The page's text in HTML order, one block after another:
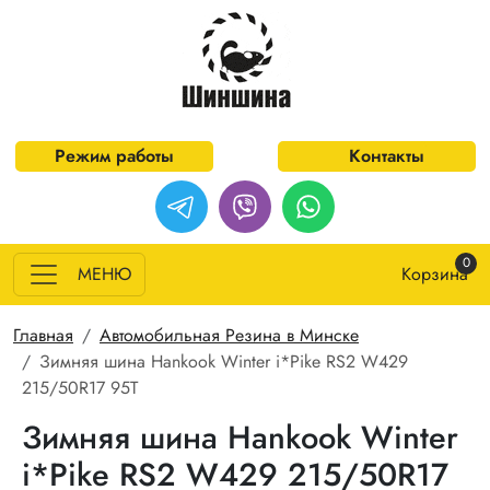
Перейти к основному содержанию
Режим работы Контакты
МЕНЮ Корзина0
Строка навигации
Главная
Автомобильная Резина в Минске
Зимняя шина Hankook Winter i*Pike RS2 W429
215/50R17 95T
Зимняя шина Hankook Winter
i*Pike RS2 W429 215/50R17